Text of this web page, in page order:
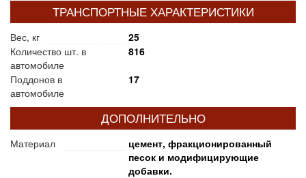
ТРАНСПОРТНЫЕ ХАРАКТЕРИСТИКИ
Вес, кг
25
Количество шт. в
автомобиле
816
Поддонов в
автомобиле
17
ДОПОЛНИТЕЛЬНО
Материал
цемент, фракционированный
песок и модифицирующие
добавки.